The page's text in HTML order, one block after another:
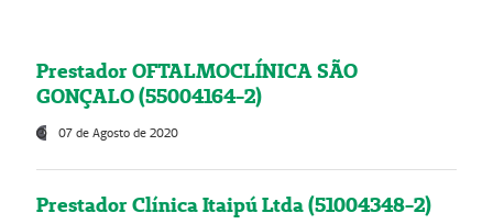
Prestador OFTALMOCLÍNICA SÃO
GONÇALO (55004164-2)
07 de Agosto de 2020
Prestador Clínica Itaipú Ltda (51004348-2)